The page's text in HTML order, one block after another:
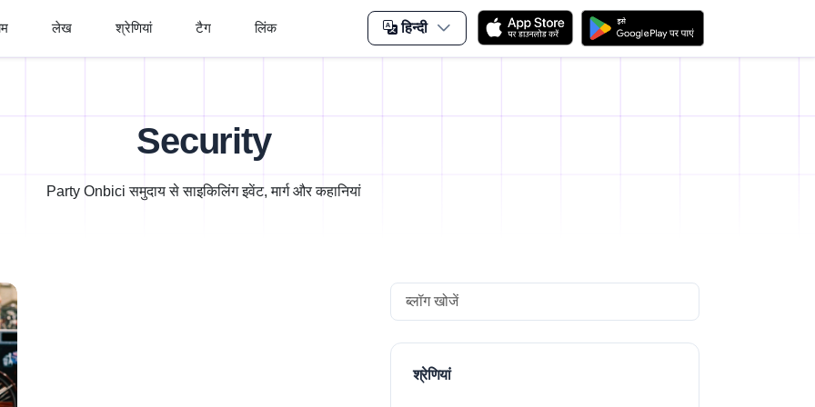
लेख श्रेणियां टैग लिंक हिन्दी
Security
Party Onbici समुदाय से साइकिलिंग इवेंट, मार्ग और कहानियां
Search
श्रेणियां